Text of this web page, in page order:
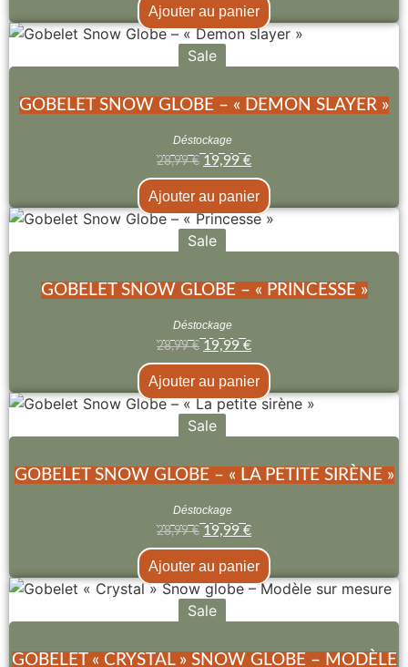
Ajouter au panier
Sale
GOBELET SNOW GLOBE – « DEMON SLAYER »
Déstockage
28,99€ 19,99 €
Ajouter au panier
Sale
GOBELET SNOW GLOBE – « PRINCESSE »
Déstockage
28,99€ 19,99 €
Ajouter au panier
Sale
GOBELET SNOW GLOBE – « LA PETITE SIRÈNE »
Déstockage
28,99€ 19,99 €
Ajouter au panier
Sale
GOBELET « CRYSTAL » SNOW GLOBE – MODÈLE